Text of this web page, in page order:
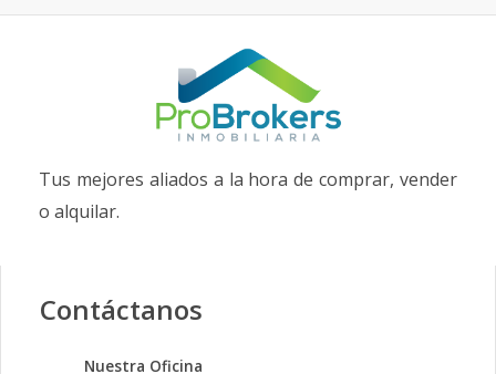
Tus mejores aliados a la hora de comprar, vender
o alquilar.
Contáctanos
Nuestra Oficina